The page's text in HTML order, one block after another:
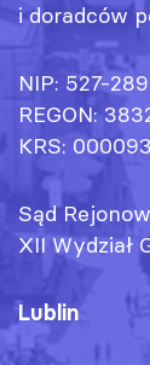
i doradców
NIP: 527-
REGON:
KRS:
Sąd
XII Wydział
Lublin